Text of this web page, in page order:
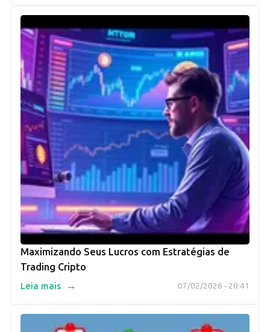
Maximizando Seus Lucros com Estratégias de
Trading Cripto
07/02/2026 - 20:41
Leia mais →